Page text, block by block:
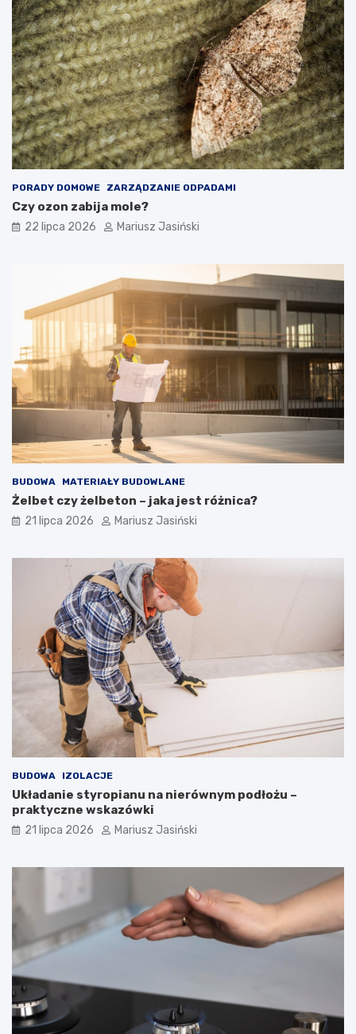
PORADY DOMOWE ZARZĄDZANIE ODPADAMI
Czy ozon zabija mole?
22 lipca 2026 Mariusz Jasiński
BUDOWA MATERIAŁY BUDOWLANE
Żelbet czy żelbeton – jaka jest różnica?
21 lipca 2026 Mariusz Jasiński
BUDOWA IZOLACJE
Układanie styropianu na nierównym podłożu –
praktyczne wskazówki
21 lipca 2026 Mariusz Jasiński